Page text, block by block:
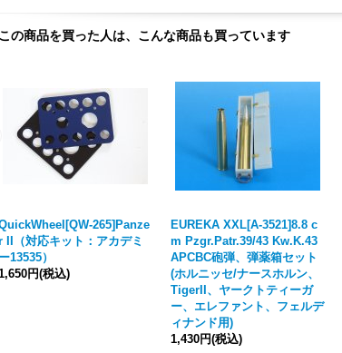
この商品を買った人は、こんな商品も買っています
265]Panze
II（対応キット：アカデミ
ー13535）
円(税込)
EUREKA XXL[A-3521]8.8 c
m Pzgr.Patr.39/43 Kw.K.43
APCBC砲弾、弾薬箱セット
(ホルニッセ/ナースホルン、
TigerII、ヤークトティーガ
ー、エレファント、フェルデ
ィナンド用)
1,430円(税込)